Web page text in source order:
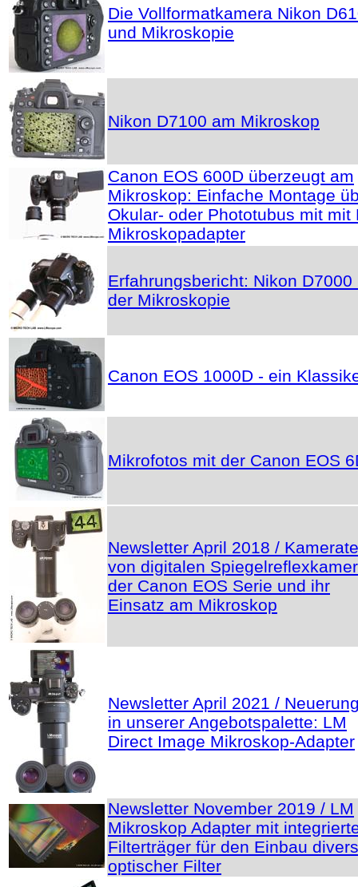
Die Vollformatkamera Nikon
und Mikroskopie
Nikon D7100 am Mikroskop
Canon EOS 600D überzeugt am
Mikroskop: Einfache Montage
Okular- oder Phototubus mit mit
Mikroskopadapter
Erfahrungsbericht: Nikon D7000
der Mikroskopie
Canon EOS 1000D - ein
Mikrofotos mit der Canon EOS
Newsletter April 2018 /
von digitalen
der Canon EOS Serie und ihr
Einsatz am Mikroskop
Newsletter April 2021 /
in unserer Angebotspalette: LM
Direct Image Mikroskop-Adapter
Newsletter November 2019 / LM
Mikroskop Adapter mit
Filterträger für den Einbau
optischer Filter